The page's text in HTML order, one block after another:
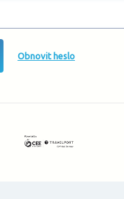
Obnovit heslo